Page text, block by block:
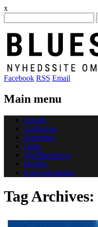
x
efter:
Facebook RSS Email
Main menu
Skip
content
Forside
Udgivelser
Koncerter
Links
Om Bluesnews
English
Koncertkalender
Tag Archives: